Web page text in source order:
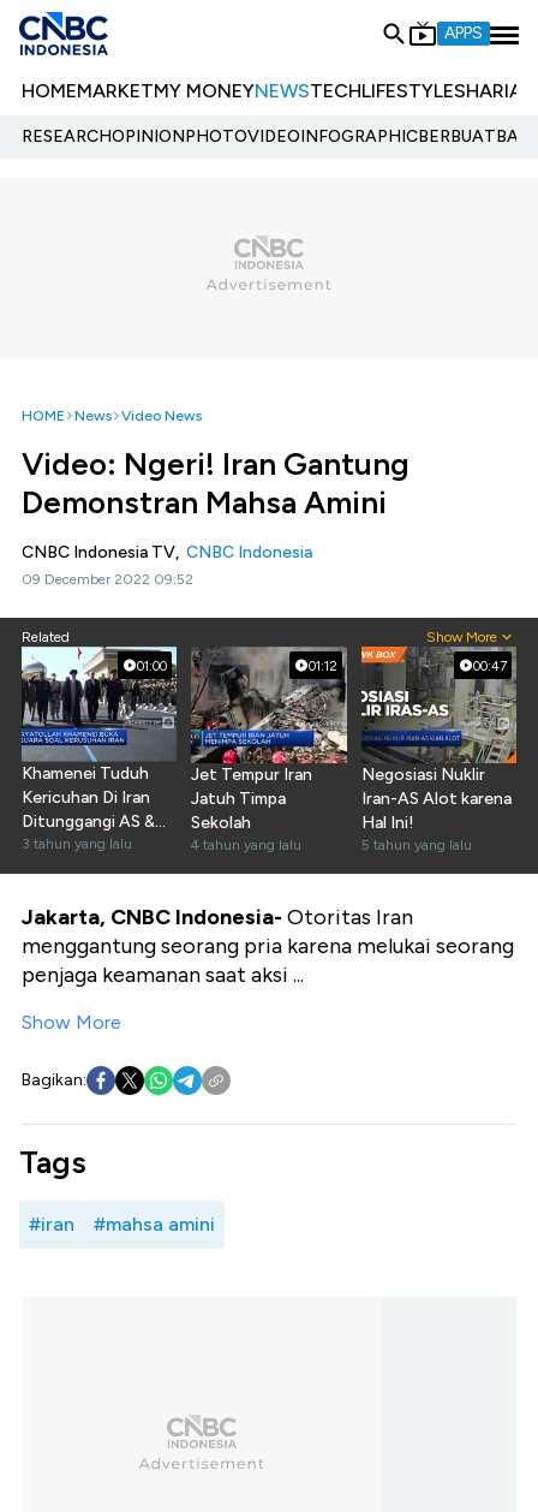
APPS
HOMEMARKETMY MONEYNEWSTECHLIFESTYLESHARIA
RESEARCHOPINIONPHOTOVIDEOINFOGRAPHIC
HOME News Video News
Video: Ngeri! Iran Gantung
Demonstran Mahsa Amini
CNBC Indonesia TV, CNBC Indonesia
09 December 2022 09:52
Related Show More
01:00
Khamenei Tuduh
Kericuhan Di Iran
Ditunggangi AS &
Israel
3 tahun yang lalu
01:12
Jet Tempur Iran
Jatuh Timpa
Sekolah
4 tahun yang lalu
00:47
Negosiasi Nuklir
Iran-AS Alot karena
Hal Ini!
5 tahun yang lalu
Jakarta, CNBC Indonesia- Otoritas Iran
menggantung seorang pria karena melukai seorang
penjaga keamanan saat aksi ...
Show More
Bagikan:
Tags
#iran #mahsa amini